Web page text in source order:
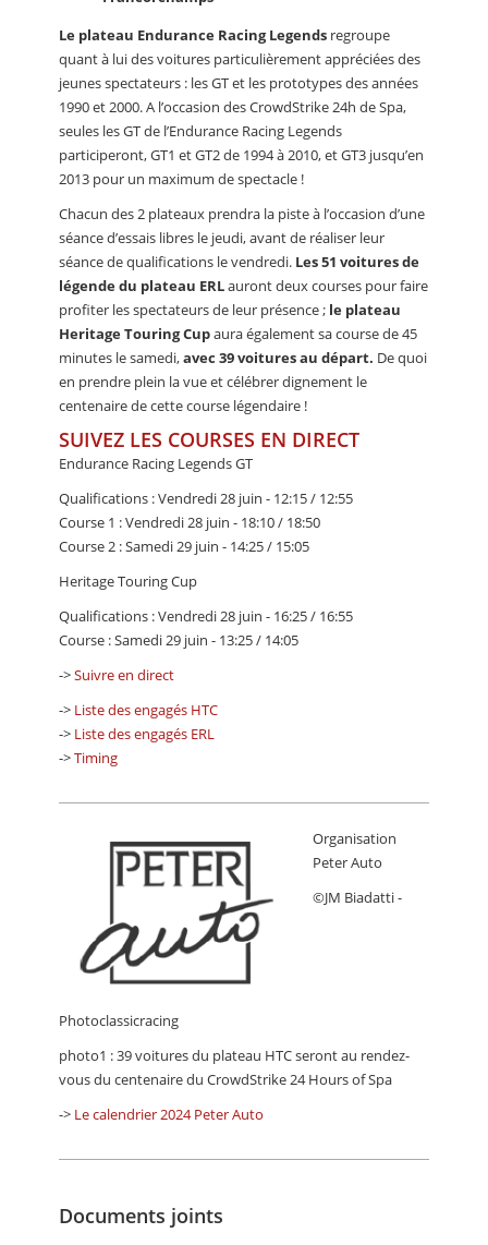
Le plateau Endurance Racing Legends regroupe
quant à lui des voitures particulièrement appréciées des
jeunes spectateurs : les GT et les prototypes des années
1990 et 2000. A l’occasion des CrowdStrike 24h de Spa,
seules les GT de l’Endurance Racing Legends
participeront, GT1 et GT2 de 1994 à 2010, et GT3 jusqu’en
2013 pour un maximum de spectacle !
Chacun des 2 plateaux prendra la piste à l’occasion d’une
séance d’essais libres le jeudi, avant de réaliser leur
séance de qualifications le vendredi. Les 51 voitures de
légende du plateau ERLauront deux courses pour faire
profiter les spectateurs de leur présence ; le plateau
Heritage Touring Cupaura également sa course de 45
minutes le samedi,avec 39 voitures au départ. De quoi
en prendre plein la vue et célébrer dignement le
centenaire de cette course légendaire !
SUIVEZ LES COURSES EN DIRECT
Endurance Racing Legends GT
Qualifications : Vendredi 28 juin - 12:15 / 12:55
Course 1 : Vendredi 28 juin - 18:10 / 18:50
Course 2 : Samedi 29 juin - 14:25 / 15:05
Heritage Touring Cup
Qualifications : Vendredi 28 juin - 16:25 / 16:55
Course : Samedi 29 juin - 13:25 / 14:05
->Suivre en direct
-> Liste des engagés HTC
-> Liste des engagés ERL
->Timing
Organisation
Peter Auto
©JM Biadatti -
Photoclassicracing
photo1 : 39 voitures du plateau HTC seront au rendez-
vous du centenaire du CrowdStrike 24 Hours of Spa
-> Le calendrier 2024 Peter Auto
Documents joints